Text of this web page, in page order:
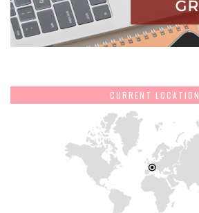
CURRENT LOCATION